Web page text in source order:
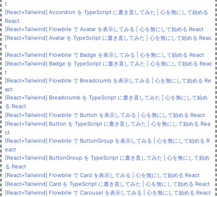
t
[React+Tailwind] Accordion を TypeScript に書き直してみた | 心を無にして始める
React
[React+Tailwind] Flowbite で Avatar を表示してみる | 心を無にして始める React
[React+Tailwind] Avatar を TypeScript に書き直してみた | 心を無にして始める Reac
t
[React+Tailwind] Flowbite で Badge を表示してみる | 心を無にして始める React
[React+Tailwind] Badge を TypeScript に書き直してみた | 心を無にして始める Reac
t
[React+Tailwind] Flowbite で Breadcrumb を表示してみる | 心を無にして始める Re
act
[React+Tailwind] Breadcrumb を TypeScript に書き直してみた | 心を無にして始め
る React
[React+Tailwind] Flowbite で Button を表示してみる | 心を無にして始める React
[React+Tailwind] Button を TypeScript に書き直してみた | 心を無にして始める Rea
ct
[React+Tailwind] Flowbite で ButtonGroup を表示してみる | 心を無にして始める R
eact
[React+Tailwind] ButtonGroup を TypeScript に書き直してみた | 心を無にして始め
る React
[React+Tailwind] Flowbite で Card を表示してみる | 心を無にして始める React
[React+Tailwind] Card を TypeScript に書き直してみた | 心を無にして始める React
[React+Tailwind] Flowbite で Carousel を表示してみる | 心を無にして始める React